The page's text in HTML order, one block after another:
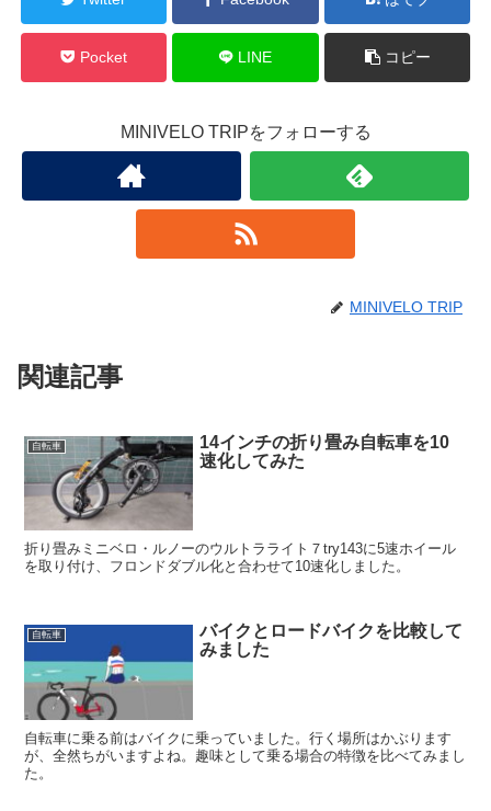
Pocket LINE コピー
MINIVELO TRIPをフォローする
MINIVELO TRIP
関連記事
自転車
14インチの折り畳み自転車を10
速化してみた
折り畳みミニベロ・ルノーのウルトラライト７try143に5速ホイール
を取り付け、フロンドダブル化と合わせて10速化しました。
自転車
バイクとロードバイクを比較して
みました
自転車に乗る前はバイクに乗っていました。行く場所はかぶります
が、全然ちがいますよね。趣味として乗る場合の特徴を比べてみまし
た。